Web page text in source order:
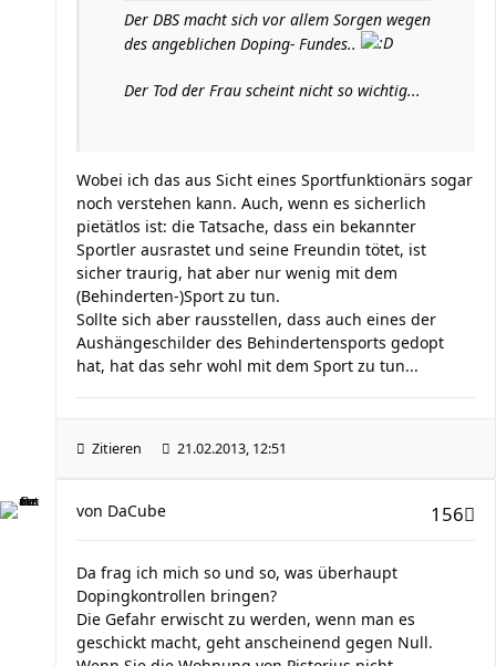
Der DBS macht sich vor allem Sorgen wegen
des angeblichen Doping- Fundes..
Der Tod der Frau scheint nicht so wichtig...
Wobei ich das aus Sicht eines Sportfunktionärs sogar
noch verstehen kann. Auch, wenn es sicherlich
pietätlos ist: die Tatsache, dass ein bekannter
Sportler ausrastet und seine Freundin tötet, ist
sicher traurig, hat aber nur wenig mit dem
(Behinderten-)Sport zu tun.
Sollte sich aber rausstellen, dass auch eines der
Aushängeschilder des Behindertensports gedopt
hat, hat das sehr wohl mit dem Sport zu tun...
Zitieren 21.02.2013, 12:51
156
von DaCube
Da frag ich mich so und so, was überhaupt
Dopingkontrollen bringen?
Die Gefahr erwischt zu werden, wenn man es
geschickt macht, geht anscheinend gegen Null.